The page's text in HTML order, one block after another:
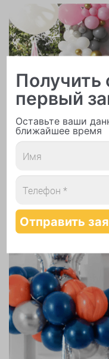
Арки и гирлянды из
Надутие шаров гелием
Получить
первый
Оставьте ваши
ближайшее время